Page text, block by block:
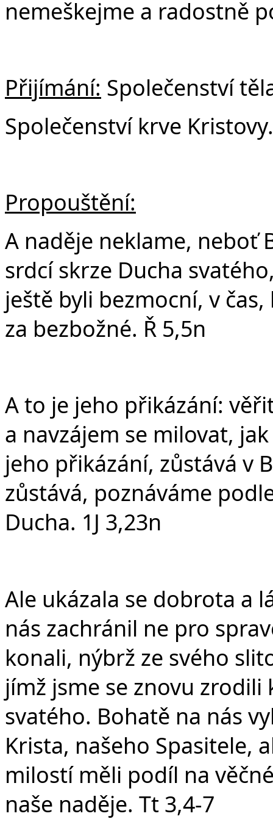
nemeškejme a radostně
Přijímání: Společenství
Společenství krve Kristovy.
Propouštění:
A naděje neklame, neboť
srdcí skrze Ducha
ještě byli bezmocní, v
za bezbožné. Ř 5,5n
A to je jeho přikázání:
a navzájem se milovat,
jeho přikázání, zůstává v
zůstává, poznáváme
Ducha. 1J 3,23n
Ale ukázala se dobrota a
nás zachránil ne pro
konali, nýbrž ze svého
jímž jsme se znovu
svatého. Bohatě na nás
Krista, našeho Spasitele,
milostí měli podíl na
naše naděje. Tt 3,4-7